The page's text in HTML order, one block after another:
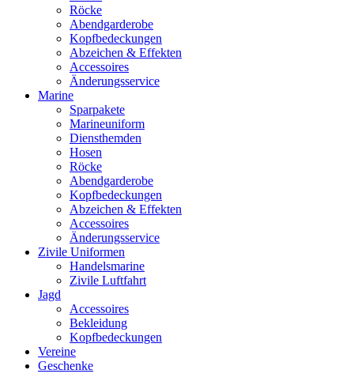
Röcke
Abendgarderobe
Kopfbedeckungen
Abzeichen & Effekten
Accessoires
Änderungsservice
Marine
Sparpakete
Marineuniform
Diensthemden
Hosen
Röcke
Abendgarderobe
Kopfbedeckungen
Abzeichen & Effekten
Accessoires
Änderungsservice
Zivile Uniformen
Handelsmarine
Zivile Luftfahrt
Jagd
Accessoires
Bekleidung
Kopfbedeckungen
Vereine
Geschenke